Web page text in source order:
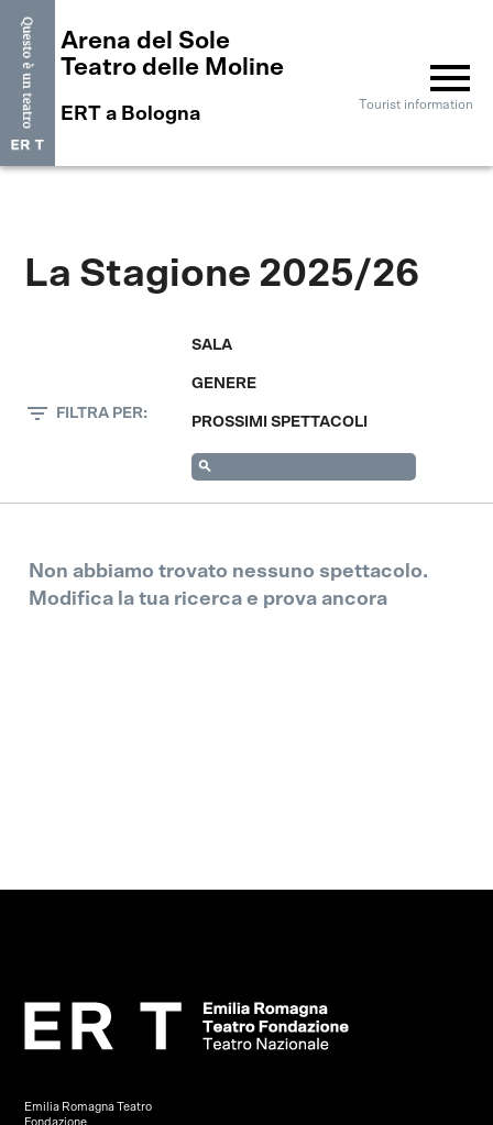
Arena del Sole
Teatro delle Moline
ERT a Bologna
menu
Tourist information
La Stagione 2025/26
filter_list FILTRA PER:
SALA
GENERE
PROSSIMI SPETTACOLI
Non abbiamo trovato nessuno spettacolo.
Modifica la tua ricerca e prova ancora
Emilia Romagna Teatro
Fondazione